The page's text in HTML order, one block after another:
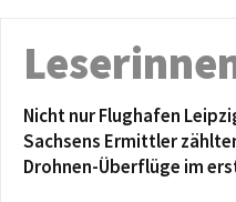
Nicht nur Flughafen
Sachsens Ermittler
Drohnen-Überflüge im